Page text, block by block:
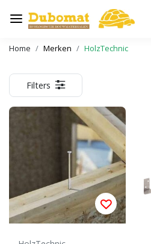
Home Merken HolzTechnic
Filters